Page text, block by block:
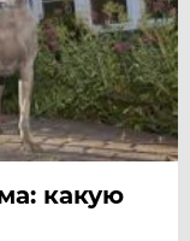
какую